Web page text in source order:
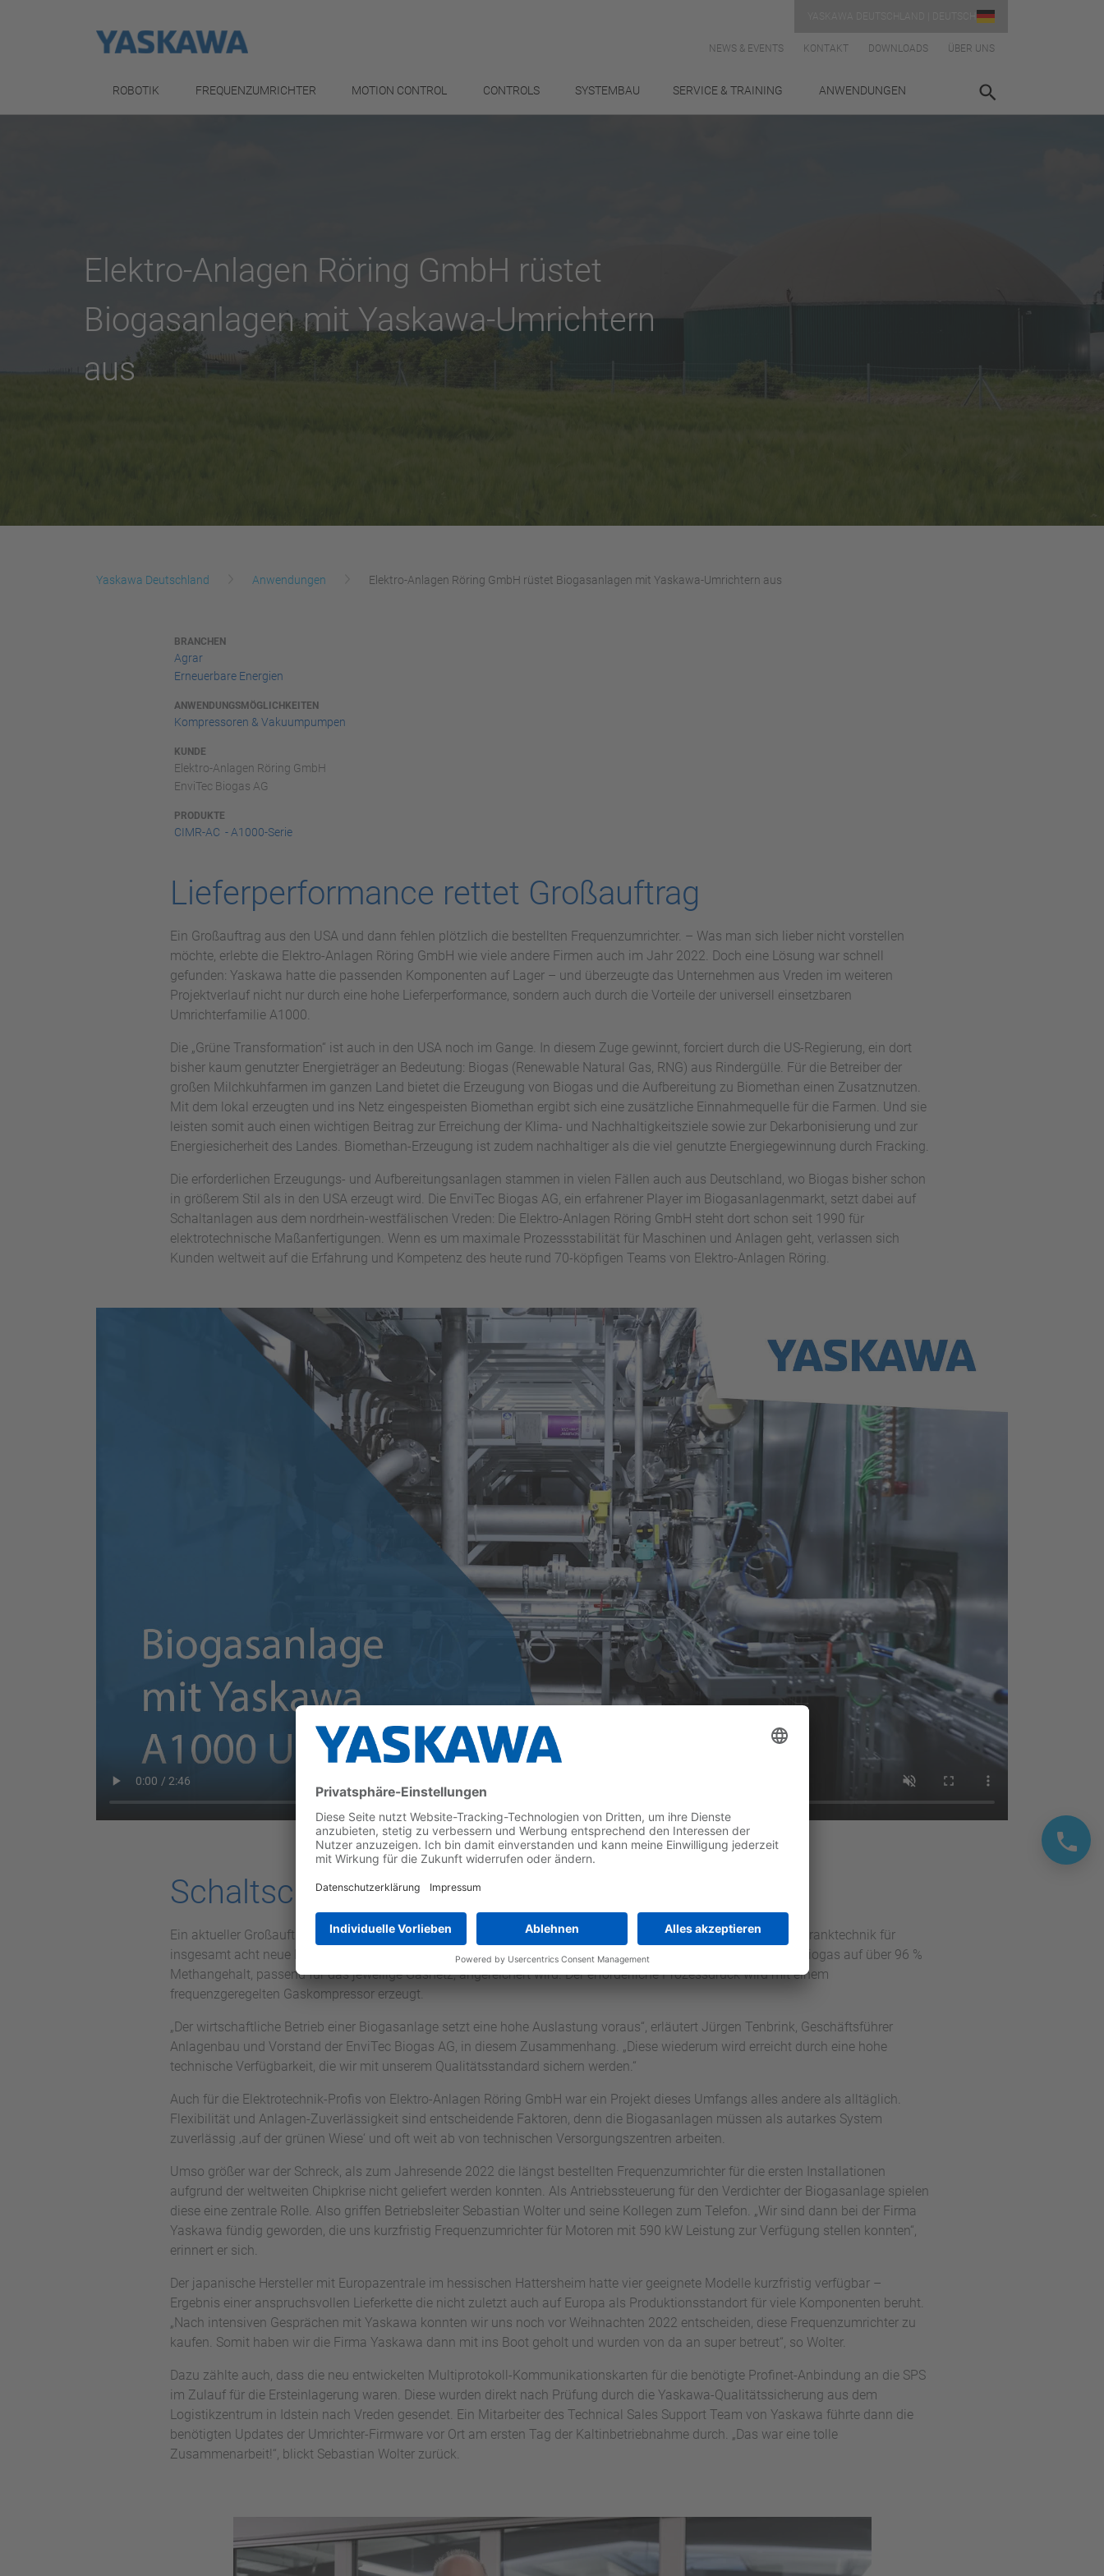
NEWS & EVENTS KONTAKT DOWNLOADS ÜBER UNS
ROBOTIK FREQUENZUMRICHTER MOTION CONTROL CONTROLS SYSTEMBAU SERVICE & TRAINING ANWENDUNGEN
Elektro-Anlagen Röring GmbH rüstet
Biogasanlagen mit Yaskawa-Umrichtern
aus
Yaskawa Deutschland Anwendungen Elektro-Anlagen Röring GmbH rüstet Biogasanlagen mit Yaskawa-Umrichtern aus
BRANCHEN
Agrar
Erneuerbare Energien
ANWENDUNGSMÖGLICHKEITEN
Kompressoren & Vakuumpumpen
KUNDE
Elektro-Anlagen Röring GmbH
EnviTec Biogas AG
PRODUKTE
CIMR-AC - A1000-Serie
Lieferperformance rettet Großauftrag
Ein Großauftrag aus den USA und dann fehlen plötzlich die bestellten Frequenzumrichter. – Was man sich lieber nicht vorstellen
möchte, erlebte die Elektro-Anlagen Röring GmbH wie viele andere Firmen auch im Jahr 2022. Doch eine Lösung war schnell
gefunden: Yaskawa hatte die passenden Komponenten auf Lager – und überzeugte das Unternehmen aus Vreden im weiteren
Projektverlauf nicht nur durch eine hohe Lieferperformance, sondern auch durch die Vorteile der universell einsetzbaren
Umrichterfamilie A1000.
Die „Grüne Transformation“ ist auch in den USA noch im Gange. In diesem Zuge gewinnt, forciert durch die US-Regierung, ein dort
bisher kaum genutzter Energieträger an Bedeutung: Biogas (Renewable Natural Gas, RNG) aus Rindergülle. Für die Betreiber der
großen Milchkuhfarmen im ganzen Land bietet die Erzeugung von Biogas und die Aufbereitung zu Biomethan einen Zusatznutzen.
Mit dem lokal erzeugten und ins Netz eingespeisten Biomethan ergibt sich eine zusätzliche Einnahmequelle für die Farmen. Und sie
leisten somit auch einen wichtigen Beitrag zur Erreichung der Klima- und Nachhaltigkeitsziele sowie zur Dekarbonisierung und zur
Energiesicherheit des Landes. Biomethan-Erzeugung ist zudem nachhaltiger als die viel genutzte Energiegewinnung durch Fracking.
Die erforderlichen Erzeugungs- und Aufbereitungsanlagen stammen in vielen Fällen auch aus Deutschland, wo Biogas bisher schon
in größerem Stil als in den USA erzeugt wird. Die EnviTec Biogas AG, ein erfahrener Player im Biogasanlagenmarkt, setzt dabei auf
Schaltanlagen aus dem nordrhein-westfälischen Vreden: Die Elektro-Anlagen Röring GmbH steht dort schon seit 1990 für
elektrotechnische Maßanfertigungen. Wenn es um maximale Prozessstabilität für Maschinen und Anlagen geht, verlassen sich
Kunden weltweit auf die Erfahrung und Kompetenz des heute rund 70-köpfigen Teams von Elektro-Anlagen Röring.
Schaltschranktechnik für EnviTec Biogas
Ein aktueller Großauftrag umfasst die Planung, Programmierung und Inbetriebnahme der kompletten Schaltschranktechnik für
insgesamt acht neue Biogaserzeugungs- und -aufbereitungsanlagen für die EnviTec Biogas AG, in denen das Biogas auf über 96 %
Methangehalt, passend für das jeweilige Gasnetz, angereichert wird. Der erforderliche Prozessdruck wird mit einem
frequenzgeregelten Gaskompressor erzeugt.
„Der wirtschaftliche Betrieb einer Biogasanlage setzt eine hohe Auslastung voraus“, erläutert Jürgen Tenbrink, Geschäftsführer
Anlagenbau und Vorstand der EnviTec Biogas AG, in diesem Zusammenhang. „Diese wiederum wird erreicht durch eine hohe
technische Verfügbarkeit, die wir mit unserem Qualitätsstandard sichern werden.“
Auch für die Elektrotechnik-Profis von Elektro-Anlagen Röring GmbH war ein Projekt dieses Umfangs alles andere als alltäglich.
Flexibilität und Anlagen-Zuverlässigkeit sind entscheidende Faktoren, denn die Biogasanlagen müssen als autarkes System
zuverlässig ‚auf der grünen Wiese‘ und oft weit ab von technischen Versorgungszentren arbeiten.
Umso größer war der Schreck, als zum Jahresende 2022 die längst bestellten Frequenzumrichter für die ersten Installationen
aufgrund der weltweiten Chipkrise nicht geliefert werden konnten. Als Antriebssteuerung für den Verdichter der Biogasanlage spielen
diese eine zentrale Rolle. Also griffen Betriebsleiter Sebastian Wolter und seine Kollegen zum Telefon. „Wir sind dann bei der Firma
Yaskawa fündig geworden, die uns kurzfristig Frequenzumrichter für Motoren mit 590 kW Leistung zur Verfügung stellen konnten“,
erinnert er sich.
Der japanische Hersteller mit Europazentrale im hessischen Hattersheim hatte vier geeignete Modelle kurzfristig verfügbar –
Ergebnis einer anspruchsvollen Lieferkette die nicht zuletzt auch auf Europa als Produktionsstandort für viele Komponenten beruht.
„Nach intensiven Gesprächen mit Yaskawa konnten wir uns noch vor Weihnachten 2022 entscheiden, diese Frequenzumrichter zu
kaufen. Somit haben wir die Firma Yaskawa dann mit ins Boot geholt und wurden von da an super betreut“, so Wolter.
Dazu zählte auch, dass die neu entwickelten Multiprotokoll-Kommunikationskarten für die benötigte Profinet-Anbindung an die SPS
im Zulauf für die Ersteinlagerung waren. Diese wurden direkt nach Prüfung durch die Yaskawa-Qualitätssicherung aus dem
Logistikzentrum in Idstein nach Vreden gesendet. Ein Mitarbeiter des Technical Sales Support Team von Yaskawa führte dann die
benötigten Updates der Umrichter-Firmware vor Ort am ersten Tag der Kaltinbetriebnahme durch. „Das war eine tolle
Zusammenarbeit!“, blickt Sebastian Wolter zurück.